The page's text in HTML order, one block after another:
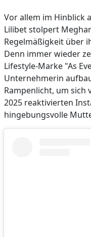
Vor allem im Hinblick
Lilibet stolpert
Regelmäßigkeit über
Denn immer wieder
Lifestyle-Marke "As
Unternehmerin
Rampenlicht, um sich
2025 reaktivierten
hingebungsvolle